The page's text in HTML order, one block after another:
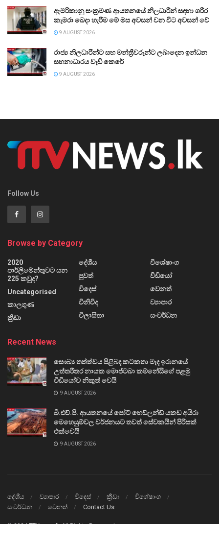
ඇමරිකානු සංක්‍රමණ ආයතනයේ නිලධාරීන් සඳහා ශරීර
කැමරා බෙදා හැරීම මේ මස අවසන් වන විට අවසන් වේ
9 AUGUST 2026
රාජ්‍ය නිලධාරීන්ට සහ මන්ත්‍රීවරුන්ට ලබාදෙන ඉන්ධන
සහනාධාරය වැඩි කෙරේ
9 AUGUST 2026
Follow Us
Browse by Category
2020
පාර්ලිමේන්තුවට යන
225 කවුද?
Uncategorised
කාලගුණ
ක්‍රීඩා
දේශීය
පුවත්
විදෙස්
විනිවිද
විලාසිතා
විශේෂාංග
වීඩියෝ
වෙනත්
ව්‍යාපාර
සංවර්ධන
Recent News
සෞඛ්‍ය තත්ත්වය පිළිබඳ කටකතා මැද ඉරානයේ
උත්තරීතර නායක මොජ්ටබා කම්නේයිගේ පළමු
වීඩියෝව නිකුත් වෙයි
9 AUGUST 2026
බී.එච්.පී. ආයතනයේ පෝට් හෙඩ්ලන්ඩ් යකඩ අයිරා
මෙහෙයුම්වල වර්ජනයට තවත් සේවකයින් පිරිසක්
එක්වෙයි
9 AUGUST 2026
දේශීය ව්‍යාපාර විදෙස් ක්‍රීඩා
විශේෂාංග
සංවර්ධන
වෙනත් Contact Us
© 2024TTVnews.lkAll Rights Reserved